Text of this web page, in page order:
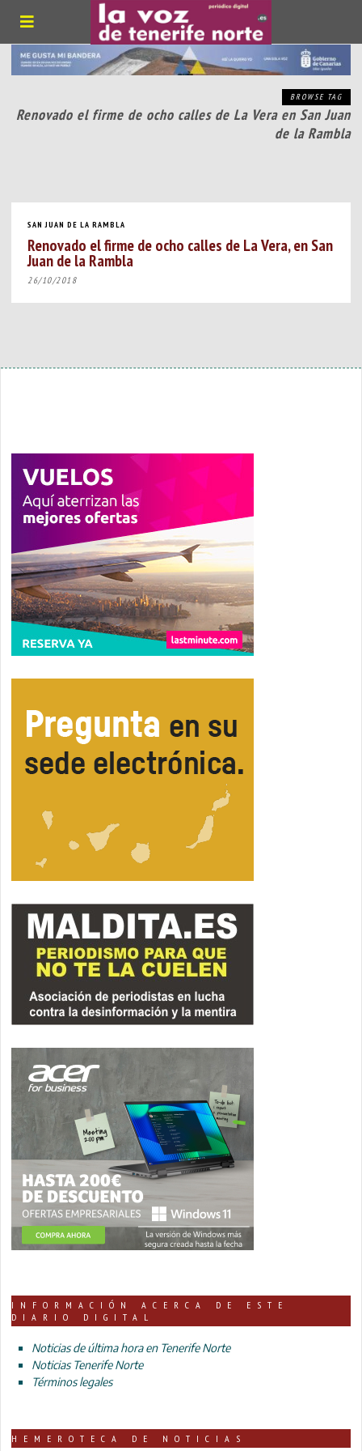
BROWSE TAG
Renovado el firme de ocho calles de La Vera en San Juan
de la Rambla
SAN JUAN DE LA RAMBLA
Renovado el firme de ocho calles de La Vera, en San
Juan de la Rambla
26/10/2018
INFORMACIÓN ACERCA DE ESTE
DIARIO DIGITAL
Noticias de última hora en Tenerife Norte
Noticias Tenerife Norte
Términos legales
HEMEROTECA DE NOTICIAS